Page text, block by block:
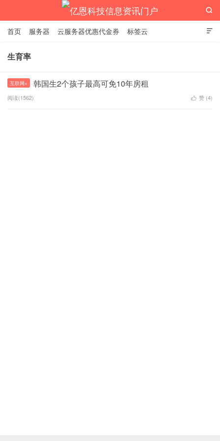
亿恩科技信息资讯门户

首页 服务器 云服务器优惠代金券 标签云

生育率
互联网+ 韩国生2个孩子最高可免10年房租
阅读(1562)  赞 (4)